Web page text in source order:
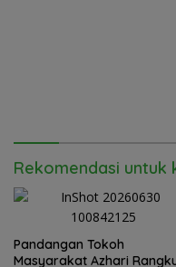
Rekomendasi untuk
Pandangan Tokoh
Masyarakat Azhari